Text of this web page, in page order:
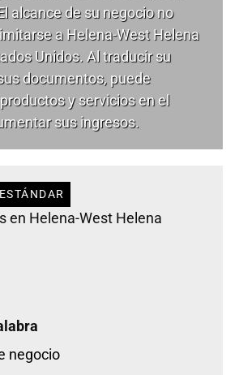
alcance de su negocio no
a Helena-West Helena
Unidos. Al traducir su
documentos, puede
y servicios en el
sus ingresos.
en Helena-West Helena
negocio